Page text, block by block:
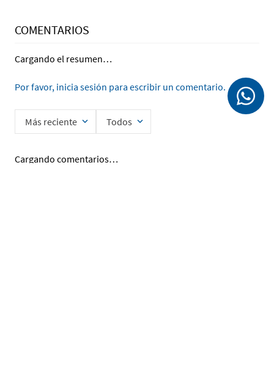
COMENTARIOS
Cargando el resumen…
Por favor, inicia sesión para escribir un comentario.
Más reciente Todos
Cargando comentarios…